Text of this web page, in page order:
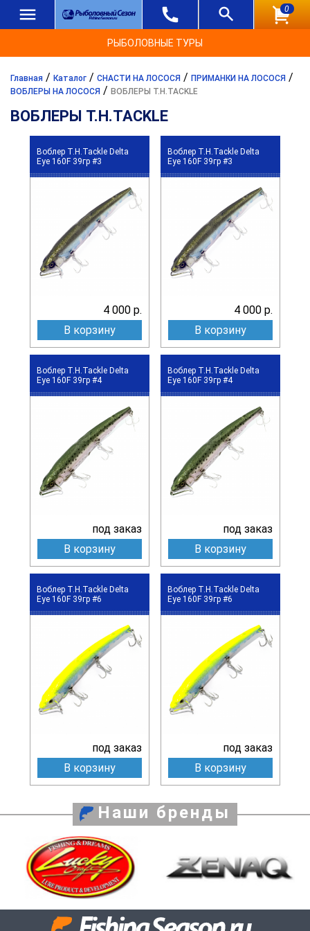
0
РЫБОЛОВНЫЕ ТУРЫ
Главная / Каталог / СНАСТИ НА ЛОСОСЯ / ПРИМАНКИ НА ЛОСОСЯ /
ВОБЛЕРЫ НА ЛОСОСЯ / ВОБЛЕРЫ T.H.TACKLE
ВОБЛЕРЫ T.H.TACKLE
Воблер T.H.Tackle Delta
Eye 160F 39гр #3
4 000 р.
В корзину
Воблер T.H.Tackle Delta
Eye 160F 39гр #3
4 000 р.
В корзину
Воблер T.H.Tackle Delta
Eye 160F 39гр #4
под заказ
В корзину
Воблер T.H.Tackle Delta
Eye 160F 39гр #4
под заказ
В корзину
Воблер T.H.Tackle Delta
Eye 160F 39гр #6
под заказ
В корзину
Воблер T.H.Tackle Delta
Eye 160F 39гр #6
под заказ
В корзину
Наши бренды